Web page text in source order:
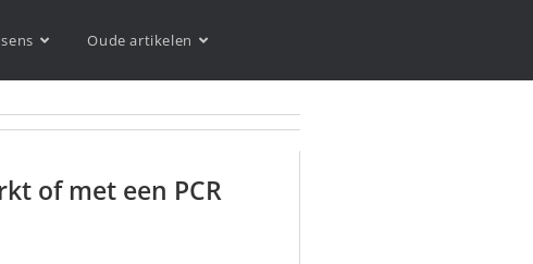
Oude artikelen
of met een PCR